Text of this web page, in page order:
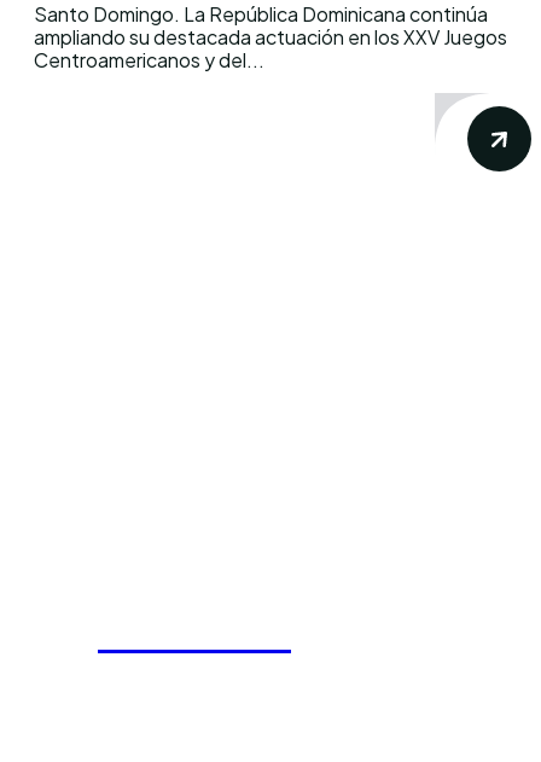
Santo Domingo. La República Dominicana continúa
ampliando su destacada actuación en los XXV Juegos
Centroamericanos y del...